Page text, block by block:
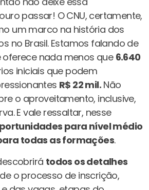
passar! O CNU, certamente,
um marco na história dos
no Brasil. Estamos falando de
nada menos que 6.640
iniciais que podem
R$ 22 mil. Não
o aproveitamento, inclusive,
E vale ressaltar, nesse
para nível médio
todas as formações.
todos os detalhes
o processo de inscrição,